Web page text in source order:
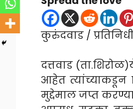
कुरुंदवाड / प्रतिनिधी
दत्तवाड
आहेत त्यांच्याकडून
मुद्देमाल जप्त